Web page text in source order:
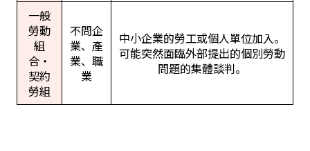
一般
勞動
組
合・
契約
勞組
不問企
業、產
業、職
業
中小企業的勞工或個人單位加入。
可能突然面臨外部提出的個別勞動
問題的集體談判。